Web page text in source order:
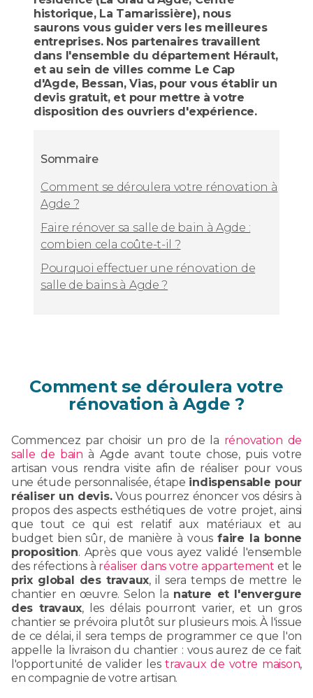
historique, La Tamarissière), nous
saurons vous guider vers les meilleures
entreprises. Nos partenaires travaillent
dans l'ensemble du département Hérault,
et au sein de villes comme Le Cap
d'Agde, Bessan, Vias, pour vous établir un
devis gratuit, et pour mettre à votre
disposition des ouvriers d'expérience.
Sommaire
Comment se déroulera votre rénovation à
Agde ?
Faire rénover sa salle de bain à Agde :
combien cela coûte-t-il ?
Pourquoi effectuer une rénovation de
salle de bains à Agde ?
Comment se déroulera votre
rénovation à Agde ?
Commencez par choisir un pro de la rénovation de
salle de bain à Agde avant toute chose, puis votre
artisan vous rendra visite afin de réaliser pour vous
une étude personnalisée, étape indispensable pour
réaliser un devis.Vous pourrez énoncer vos désirs à
propos des aspects esthétiques de votre projet, ainsi
que tout ce qui est relatif aux matériaux et au
budget bien sûr, de manière à vousfaire la bonne
proposition. Après que vous ayez validé l'ensemble
des réfections à réaliser dans votre appartement et le
prix global des travaux, il sera temps de mettre le
chantier en œuvre. Selon la nature et l'envergure
des travaux, les délais pourront varier, et un gros
chantier se prévoira plutôt sur plusieurs mois. À l'issue
de ce délai, il sera temps de programmer ce que l'on
appelle la livraison du chantier : vous aurez de ce fait
l'opportunité de valider lestravaux de votre maison,
en compagnie de votre artisan.